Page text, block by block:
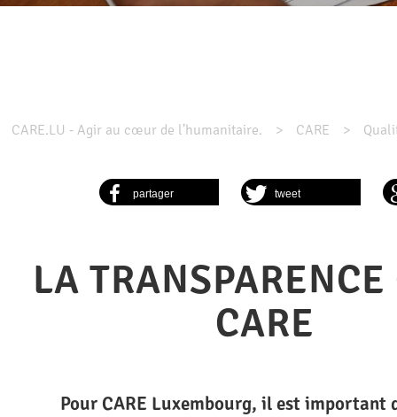
CARE.LU - Agir au cœur de l’humanitaire. CARE
tweet
partager
LA
CARE
Pour CARE Luxembourg, il est important